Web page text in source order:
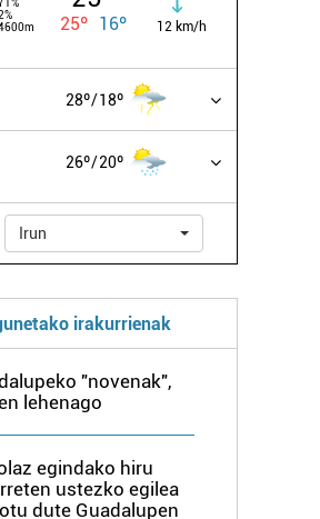
25º 16º 12 km/h
28º 18º
26º 20º
Irun
irakurrienak
"novenak",
lehenago
egindako hiru
ustezko egilea
dute Guadalupen